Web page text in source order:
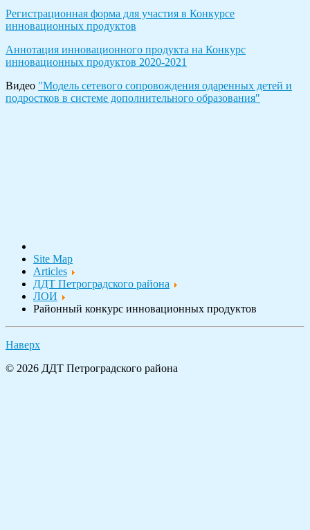
Регистрационная форма для участия в Конкурсе
инновационных продуктов
Аннотация инновационного продукта на Конкурс
инновационных продуктов 2020-2021
Видео "Модель сетевого сопровождения одаренных детей и
подростков в системе дополнительного образования"
Site Map
Articles
ДДТ Петроградского района
ЛОИ
Районный конкурс инновационных продуктов
Наверх
© 2026 ДДТ Петроградского района